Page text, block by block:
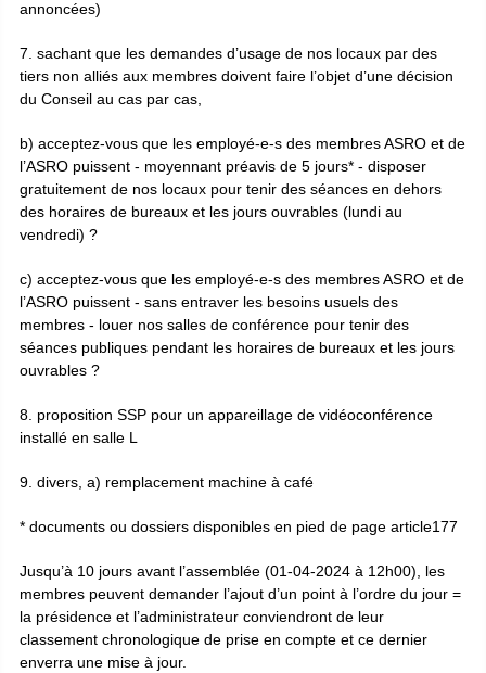
annoncées)
7. sachant que les demandes d’usage de nos locaux par des
tiers non alliés aux membres doivent faire l’objet d’une décision
du Conseil au cas par cas,
b) acceptez-vous que les employé-e-s des membres ASRO et de
l’ASRO puissent - moyennant préavis de 5 jours* - disposer
gratuitement de nos locaux pour tenir des séances en dehors
des horaires de bureaux et les jours ouvrables (lundi au
vendredi) ?
c) acceptez-vous que les employé-e-s des membres ASRO et de
l’ASRO puissent - sans entraver les besoins usuels des
membres - louer nos salles de conférence pour tenir des
séances publiques pendant les horaires de bureaux et les jours
ouvrables ?
8. proposition SSP pour un appareillage de vidéoconférence
installé en salle L
9. divers, a) remplacement machine à café
* documents ou dossiers disponibles en pied de page article177
Jusqu’à 10 jours avant l’assemblée (01-04-2024 à 12h00), les
membres peuvent demander l’ajout d’un point à l’ordre du jour =
la présidence et l’administrateur conviendront de leur
classement chronologique de prise en compte et ce dernier
enverra une mise à jour.